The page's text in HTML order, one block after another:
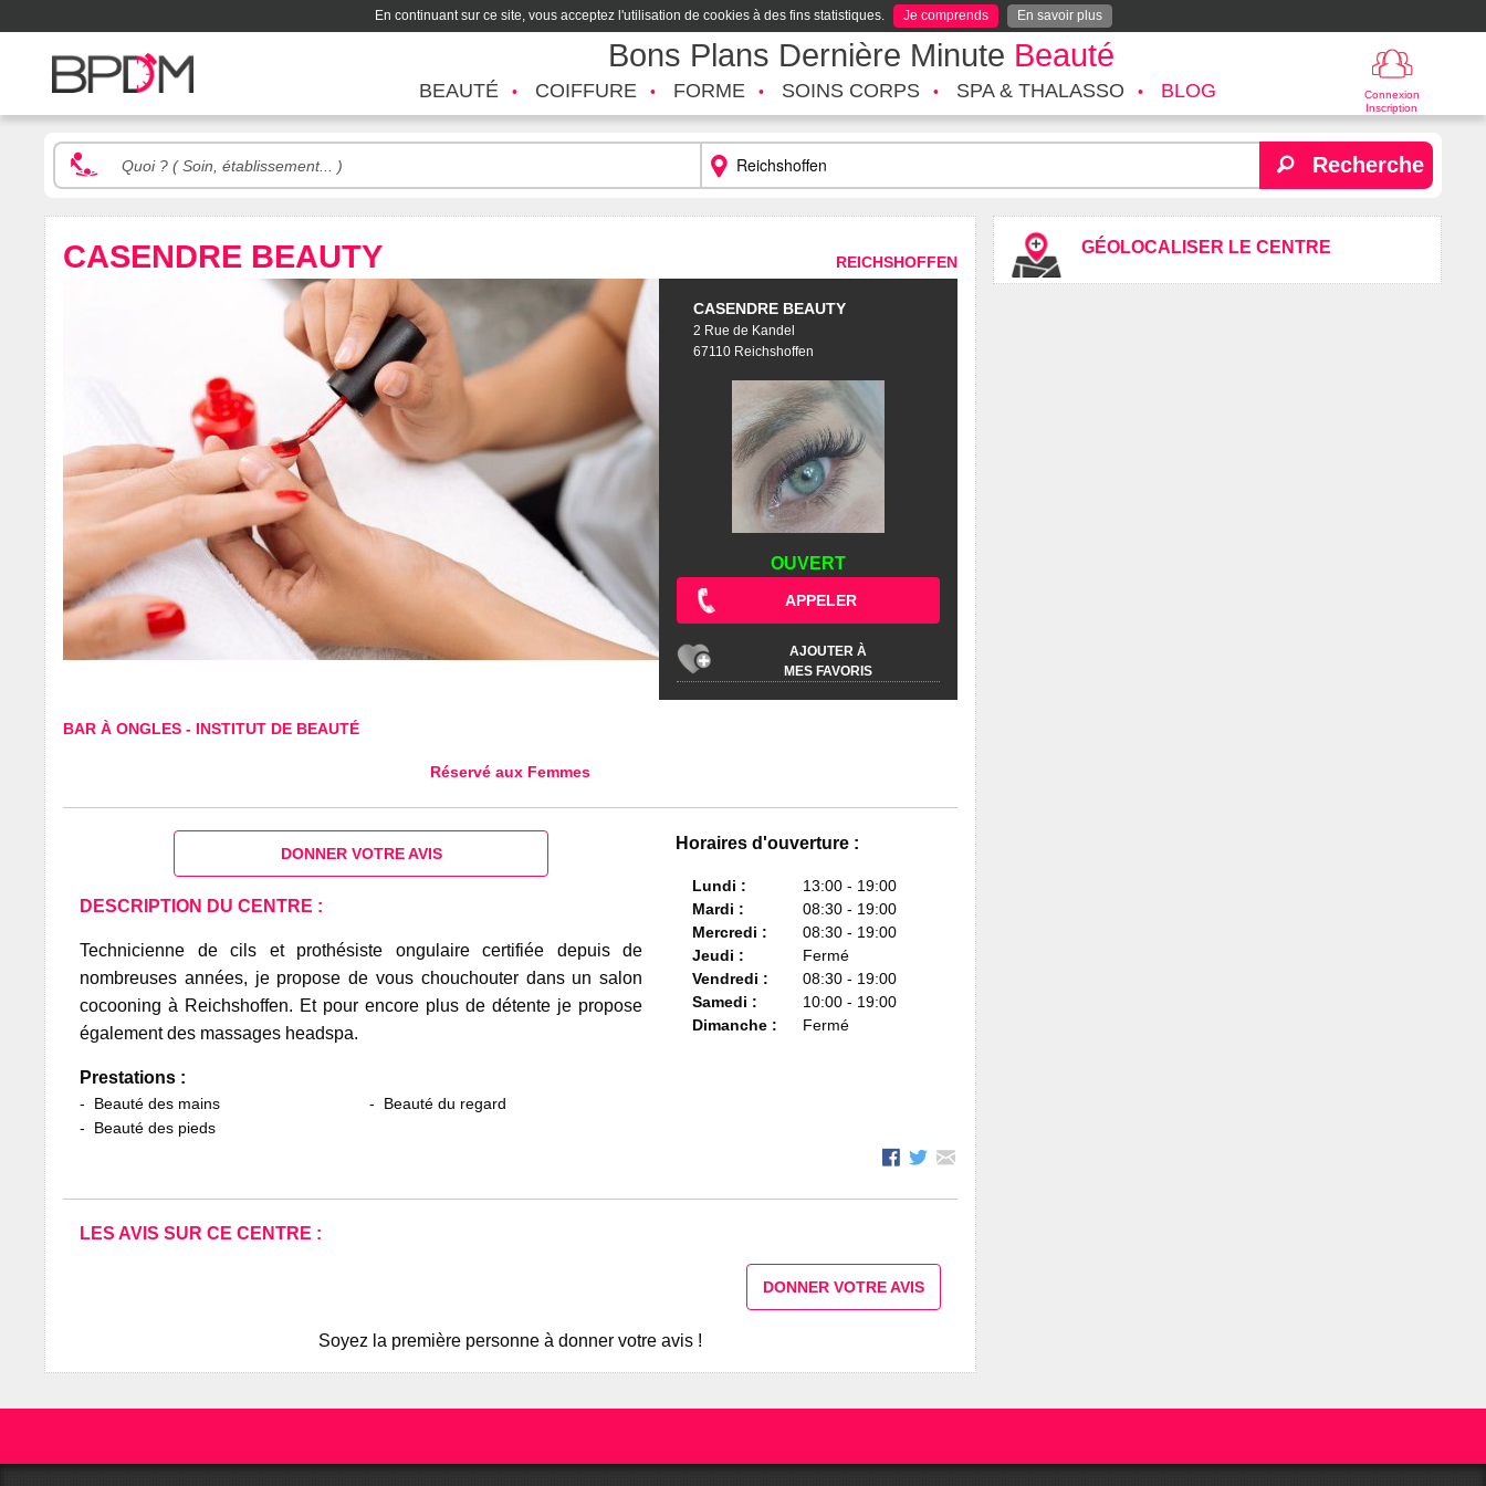
En continuant sur ce site, vous acceptez l'utilisation de cookies à des fins statistiques. Je comprends En savoir plus
Bons Plans Dernière Minute Beauté
Connexion
Inscription
BEAUTÉ COIFFURE FORME SOINS CORPS SPA & THALASSO BLOG
Recherche
GÉOLOCALISER LE CENTRE
CASENDRE BEAUTY REICHSHOFFEN
CASENDRE BEAUTY
2 Rue de Kandel
67110 Reichshoffen
OUVERT
APPELER
AJOUTER À
MES FAVORIS
BAR À ONGLES- INSTITUT DE BEAUTÉ
Réservé aux Femmes
Horaires d'ouverture :
Lundi :
13:00 - 19:00
Mardi :
08:30 - 19:00
Mercredi :
08:30 - 19:00
Jeudi :
Fermé
Vendredi :
08:30 - 19:00
Samedi :
10:00 - 19:00
Dimanche :
Fermé
DONNER VOTRE AVIS
DESCRIPTION DU CENTRE :
Technicienne de cils et prothésiste ongulaire certifiée depuis de
nombreuses années, je propose de vous chouchouter dans un salon
cocooning à Reichshoffen. Et pour encore plus de détente je propose
également des massages headspa.
Prestations :
Beauté des mains
Beauté des pieds
Beauté du regard
LES AVIS SUR CE CENTRE :
DONNER VOTRE AVIS
Soyez la première personne à donner votre avis !